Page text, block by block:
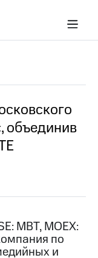
объединив
MBT, MOEX:
по
и